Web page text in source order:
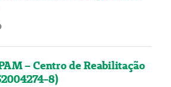
– Centro de Reabilitação
8)